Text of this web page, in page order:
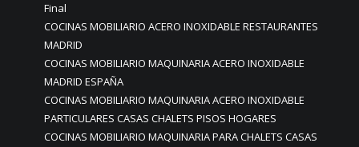
Final
COCINAS MOBILIARIO ACERO INOXIDABLE RESTAURANTES
MADRID
COCINAS MOBILIARIO MAQUINARIA ACERO INOXIDABLE
MADRID ESPAÑA
COCINAS MOBILIARIO MAQUINARIA ACERO INOXIDABLE
PARTICULARES CASAS CHALETS PISOS HOGARES
COCINAS MOBILIARIO MAQUINARIA PARA CHALETS CASAS